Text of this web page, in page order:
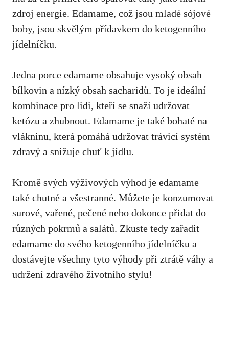
zdroj energie. Edamame, což jsou mladé sójové
boby, jsou skvělým přídavkem do ketogenního
jídelníčku.
Jedna porce ​edamame obsahuje vysoký obsah
bílkovin⁢ a nízký obsah sacharidů. To je ideální
kombinace pro lidi, kteří se snaží udržovat
ketózu a zhubnout. Edamame je také bohaté na
vlákninu, která pomáhá udržovat trávicí systém
zdravý a snižuje chuť k jídlu.
Kromě svých výživových výhod je edamame
také chutné a všestranné. Můžete je konzumovat⁢
surové, vařené, pečené nebo dokonce přidat do
různých pokrmů a salátů. ⁢Zkuste tedy zařadit
edamame do svého ketogenního jídelníčku a
dostávejte všechny tyto výhody při ztrátě váhy a
udržení zdravého životního‌ stylu!